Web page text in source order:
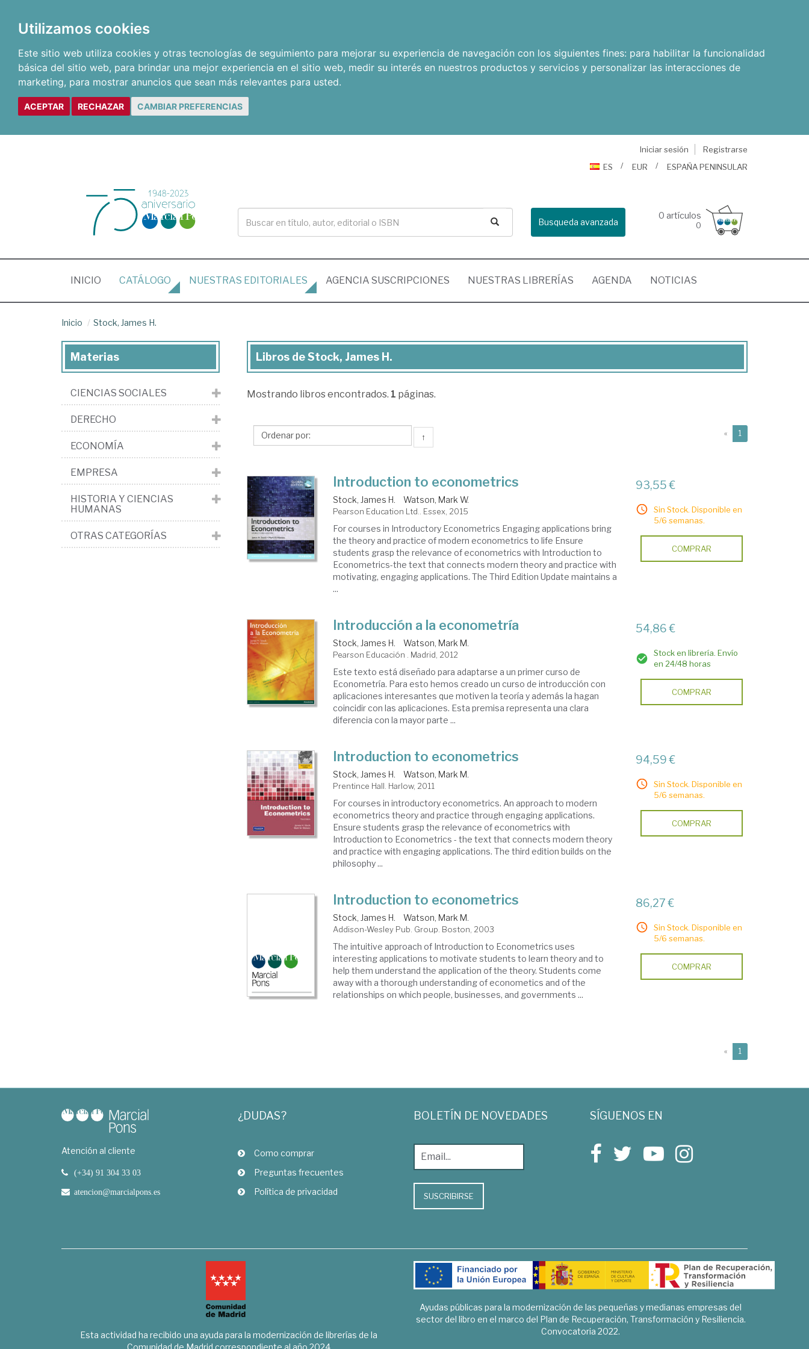
Utilizamos cookies
Este sitio web utiliza cookies y otras tecnologías de seguimiento para mejorar su experiencia de navegación con los siguientes fines: para habilitar la funcionalidad
básica del sitio web, para brindar una mejor experiencia en el sitio web, medir su interés en nuestros productos y servicios y personalizar las interacciones de
marketing, para mostrar anuncios que sean más relevantes para usted.
ACEPTAR RECHAZAR CAMBIAR PREFERENCIAS
Iniciar sesión
Registrarse
ES
EUR ESPAÑA PENINSULAR
Busqueda avanzada
0 artículos
0
INICIO (CURRENT)
CATÁLOGO NUESTRAS EDITORIALES AGENCIA SUSCRIPCIONES NUESTRAS LIBRERÍAS AGENDA NOTICIAS
Inicio Stock, James H.
Libros
Stock,
Libros de Stock, James H.
Mostrando libros encontrados. 1 páginas.
↑ « 1
Introduction to econometrics
Stock, James H. Watson, Mark W.
Pearson Education Ltd.. Essex, 2015
For courses in Introductory Econometrics Engaging applications bring
the theory and practice of modern econometrics to life Ensure
students grasp the relevance of econometrics with Introduction to
Econometrics-the text that connects modern theory and practice with
motivating, engaging applications. The Third Edition Update maintains a
...
93,55 €
Sin Stock. Disponible en
5/6 semanas.
COMPRAR
Introducción a la econometría
Stock, James H. Watson, Mark M.
Pearson Educación . Madrid, 2012
Este texto está diseñado para adaptarse a un primer curso de
Econometría. Para esto hemos creado un curso de introducción con
aplicaciones interesantes que motiven la teoría y además la hagan
coincidir con las aplicaciones. Esta premisa representa una clara
diferencia con la mayor parte ...
54,86 €
Stock en librería. Envío
en 24/48 horas
COMPRAR
Introduction to econometrics
Stock, James H. Watson, Mark M.
Prentince Hall. Harlow, 2011
For courses in introductory econometrics. An approach to modern
econometrics theory and practice through engaging applications.
Ensure students grasp the relevance of econometrics with
Introduction to Econometrics - the text that connects modern theory
and practice with engaging applications. The third edition builds on the
philosophy ...
94,59 €
Sin Stock. Disponible en
5/6 semanas.
COMPRAR
Introduction to econometrics
Stock, James H. Watson, Mark M.
Addison-Wesley Pub. Group. Boston, 2003
The intuitive approach of Introduction to Econometrics uses
interesting applications to motivate students to learn theory and to
help them understand the application of the theory. Students come
away with a thorough understanding of econometics and of the
relationships on which people, businesses, and governments ...
86,27 €
Sin Stock. Disponible en
5/6 semanas.
COMPRAR
« 1
Materias
CIENCIAS SOCIALES
DERECHO
ECONOMÍA
EMPRESA
HISTORIA Y CIENCIAS
HUMANAS
OTRAS CATEGORÍAS
Atención al cliente
(+34) 91 304 33 03
atencion@marcialpons.es
¿DUDAS?
Como comprar
Preguntas frecuentes
Política de privacidad
BOLETÍN DE NOVEDADES
SUSCRIBIRSE
SÍGUENOS EN
Esta actividad ha recibido una ayuda para la modernización de librerías de la
Ayudas públicas para la modernización de las pequeñas y medianas empresas del
sector del libro en el marco del Plan de Recuperación, Transformación y Resiliencia.
Convocatoria 2022.